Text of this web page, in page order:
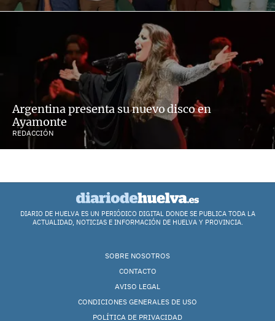
Argentina presenta su nuevo disco en
Ayamonte
REDACCIÓN
DIARIO DE HUELVA ES UN PERIÓDICO DIGITAL DONDE SE PUBLICA TODA LA
ACTUALIDAD, NOTICIAS E INFORMACIÓN DE HUELVA Y PROVINCIA.
SOBRE NOSOTROS
CONTACTO
AVISO LEGAL
CONDICIONES GENERALES DE USO
POLÍTICA DE PRIVACIDAD